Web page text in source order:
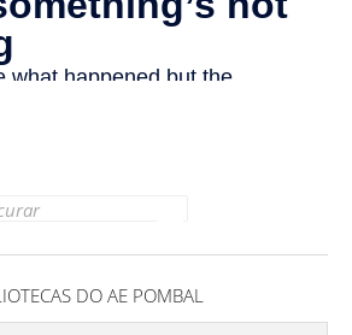
DO AE POMBAL